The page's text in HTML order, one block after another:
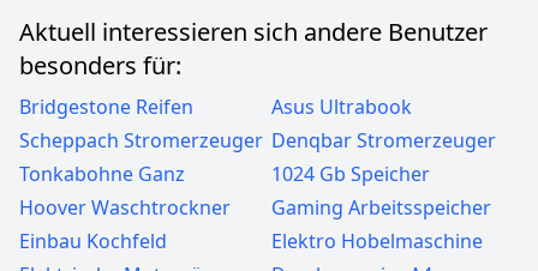
Aktuell interessieren sich andere Benutzer
besonders für:
Bridgestone Reifen
Asus Ultrabook
Scheppach Stromerzeuger Denqbar Stromerzeuger
Tonkabohne Ganz
1024 Gb Speicher
Hoover Waschtrockner
Gaming Arbeitsspeicher
Einbau Kochfeld
Elektro Hobelmaschine